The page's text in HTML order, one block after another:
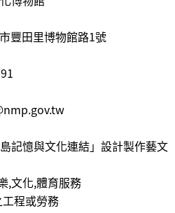
豐田里博物館路1號
島記憶與文化連結」設計製作藝文
,文化,體育服務
程或勞務